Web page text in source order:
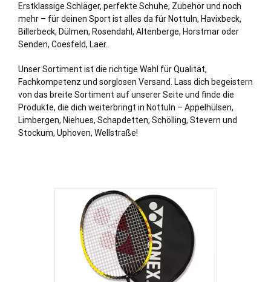
Erstklassige Schläger, perfekte Schuhe, Zubehör und noch
mehr – für deinen Sport ist alles da für Nottuln, Havixbeck,
Billerbeck, Dülmen, Rosendahl, Altenberge, Horstmar oder
Senden, Coesfeld, Laer.
Unser Sortiment ist die richtige Wahl für Qualität,
Fachkompetenz und sorglosen Versand. Lass dich begeistern
von das breite Sortiment auf unserer Seite und finde die
Produkte, die dich weiterbringt in Nottuln – Appelhülsen,
Limbergen, Niehues, Schapdetten, Schölling, Stevern und
Stockum, Uphoven, Wellstraße!